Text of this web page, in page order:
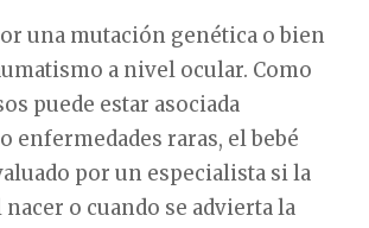
una mutación genética o bien
a nivel ocular. Como
puede estar asociada
enfermedades raras, el bebé
por un especialista si la
o cuando se advierta la